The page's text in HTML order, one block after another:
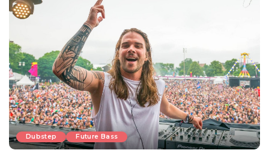
Dubstep Future Bass